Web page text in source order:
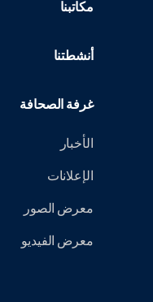
مكاتبنا
أنشطتنا
غرفة الصحافة
الأخبار
الإعلانات
معرض الصور
معرض الفيديو